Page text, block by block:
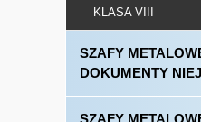
KLASA VIII
SZAFY
DOKUMENTY
SZAFY